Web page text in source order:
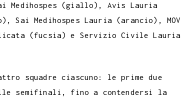
Medihospes (giallo), Avis Lauria
Medihospes Lauria (arancio), MOV
(fucsia) e Servizio Civile Lauria
squadre ciascuno: le prime due
semifinali, fino a contendersi la